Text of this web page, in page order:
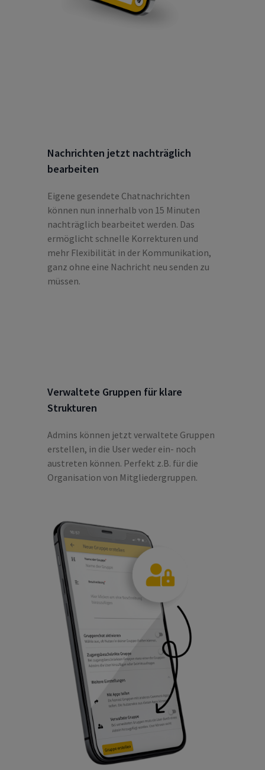
Nachrichten jetzt nachträglich
bearbeiten
Eigene gesendete Chatnachrichten
können nun innerhalb von 15 Minuten
nachträglich bearbeitet werden. Das
ermöglicht schnelle Korrekturen und
mehr Flexibilität in der Kommunikation,
ganz ohne eine Nachricht neu senden zu
müssen.
Verwaltete Gruppen für klare
Strukturen
Admins können jetzt verwaltete Gruppen
erstellen, in die User weder ein- noch
austreten können. Perfekt z.B. für die
Organisation von Mitgliedergruppen.